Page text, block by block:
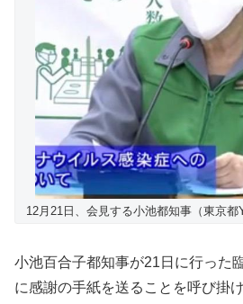
12月21日、会見する小池都知事（東京都
小池百合子都知事が21日に行った
に感謝の手紙を送ることを呼び掛